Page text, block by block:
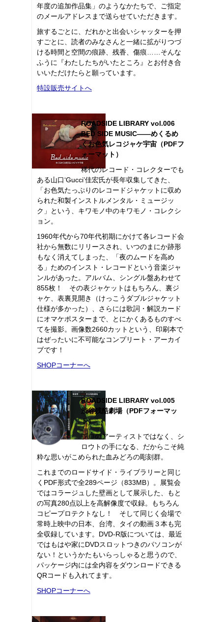
年度の追加作品集」のようなかたちで、ご指定
のメールアドレスまで送らせていただきます。
旅するごとに、だれかと出会いシャッターを押
すごとに、読者のみなさんと一緒に拡がりつづ
ける時間と空間の痕跡、残香、傷痕……そんな
ふうに『わたしたちがいたところ』とお付き合
いいただけたらと願っています。
特設販売サイトへ
ROADSIDE LIBRARY vol.006
BED SIDE MUSIC――めくるめ
くお色気レコジャケ宇宙（PDFフ
ォーマット）
稀代のレコード・コレクターでも
ある山口‘Gucci’佳宏氏が長年収集してきた、
「お色気たっぷりのレコードジャケットに収め
られた和製インストルメンタル・ミュージッ
ク」という、キワモノ中のキワモノ・コレクシ
ョン。
1960年代から70年代初期にかけて各レコード会
社から無数にリリースされ、いつのまにか跡形
もなく消えてしまった、「夜のムードを高め
る」ためのインスト・レコードという音楽ジャ
ンルがあった。アルバム、シングル盤あわせて
855枚！ その表ジャケットはもちろん、裏ジ
ャケ、表裏見開き（けっこうダブルジャケット
仕様が多かった）、さらには歌詞・解説カード
にオマケポスターまで、とにかくあるものすべ
てを撮影。画像数2660カットという、印刷本で
はぜったいに不可能なコンプリート・アーカイ
ブです！
SHOPコーナーへ
ROADSIDE LIBRARY vol.005
渋谷残酷劇場（PDFフォーマッ
ト）
プロのアーティストではなく、シ
ロウトの手になる、だからこそ純
粋な思いがこめられた血みどろの彫刻群。
これまでのロードサイド・ライブラリーと同じ
くPDF形式で全289ページ（833MB）。展覧会
ではコラージュした壁画として展示した、もと
の写真280点以上を高解像度で収録。もちろん
コピープロテクトなし！ そして同じく会場で
常時上映中の日本、台湾、タイの動画３本も完
全収録しています。DVD-R版については、最近
ではもはや家にDVDスロットつきのパソコンが
ない！というかたもいらっしゃると思うので、
パッケージ内には全内容をダウンロードできる
QRコードも入れてます。
SHOPコーナーへ